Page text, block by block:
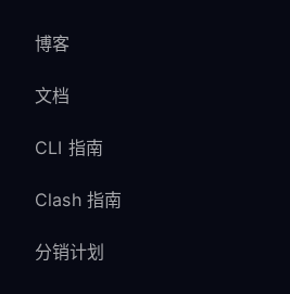
博客
文档
CLI 指南
Clash 指南
分销计划